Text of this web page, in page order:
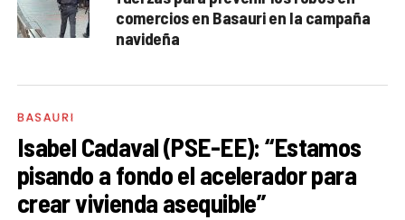
comercios en Basauri en la campaña
navideña
BASAURI
Isabel Cadaval (PSE-EE): “Estamos
pisando a fondo el acelerador para
crear vivienda asequible”